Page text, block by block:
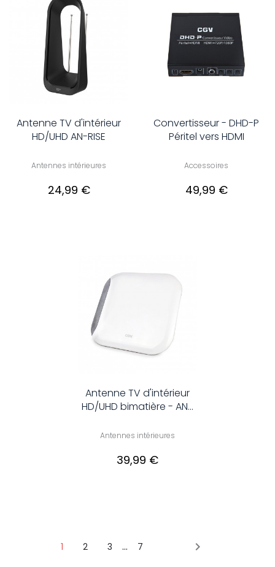
Antenne TV d'intérieur
HD/UHD AN-RISE
Antennes intérieures
24,99 €
Convertisseur - DHD-P
Péritel vers HDMI
Accessoires
49,99 €
Antenne TV d'intérieur
HD/UHD bimatière - AN...
Antennes intérieures
39,99 €
1 2 3 … 7 